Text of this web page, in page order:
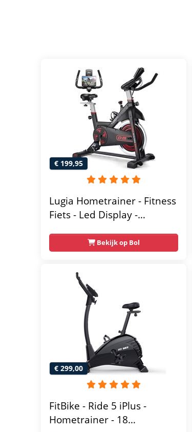
€ 199,95
Lugia Hometrainer - Fitness
Fiets - Led Display -
weerstand niveaus -
Hartslagfunctie - Max 130kg
- Extreem Stil
Bekijk op Bol
€ 299,00
FitBike - Ride 5 iPlus -
Hometrainer - 18